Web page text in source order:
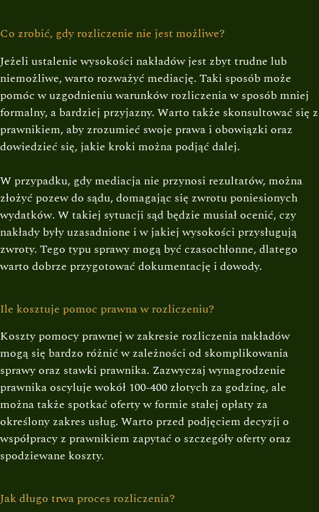
Co zrobić, gdy rozliczenie nie jest możliwe?
Jeżeli ustalenie wysokości nakładów jest zbyt trudne lub
niemożliwe, warto rozważyć mediację. Taki sposób może
pomóc w uzgodnieniu warunków rozliczenia w sposób mniej
formalny, a bardziej przyjazny. Warto także skonsultować się z
prawnikiem, aby zrozumieć swoje prawa i obowiązki oraz
dowiedzieć się, jakie kroki można podjąć dalej.
W przypadku, gdy mediacja nie przynosi rezultatów, można
złożyć pozew do sądu, domagając się zwrotu poniesionych
wydatków. W takiej sytuacji sąd będzie musiał ocenić, czy
nakłady były uzasadnione i w jakiej wysokości przysługują
zwroty. Tego typu sprawy mogą być czasochłonne, dlatego
warto dobrze przygotować dokumentację i dowody.
Ile kosztuje pomoc prawna w rozliczeniu?
Koszty pomocy prawnej w zakresie rozliczenia nakładów
mogą się bardzo różnić w zależności od skomplikowania
sprawy oraz stawki prawnika. Zazwyczaj wynagrodzenie
prawnika oscyluje wokół 100-400 złotych za godzinę, ale
można także spotkać oferty w formie stałej opłaty za
określony zakres usług. Warto przed podjęciem decyzji o
współpracy z prawnikiem zapytać o szczegóły oferty oraz
spodziewane koszty.
Jak długo trwa proces rozliczenia?